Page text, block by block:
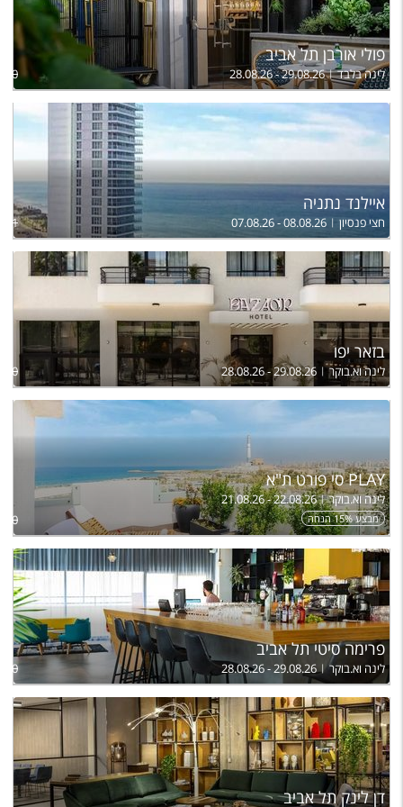
פולי אורבן תל אביב
לינה בלבד 28.08.26 - 29.08.26
960
איילנד נתניה
חצי פנסיון 07.08.26 - 08.08.26
בזאר יפו
לינה וא.בוקר 28.08.26 - 29.08.26
PLAY סי פורט ת"א
לינה וא.בוקר 21.08.26 - 22.08.26
מבצע 15% הנחה
פרימה סיטי תל אביב
לינה וא.בוקר 28.08.26 - 29.08.26
דן לינק תל אביב